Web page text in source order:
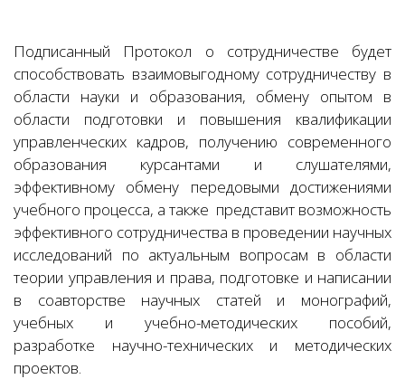
Подписанный Протокол о сотрудничестве будет
способствовать взаимовыгодному сотрудничеству в
области науки и образования, обмену опытом в
области подготовки и повышения квалификации
управленческих кадров, получению современного
образования курсантами и слушателями,
эффективному обмену передовыми достижениями
учебного процесса, а также представит возможность
эффективного сотрудничества в проведении научных
исследований по актуальным вопросам в области
теории управления и права, подготовке и написании
в соавторстве научных статей и монографий,
учебных и учебно-методических пособий,
разработке научно-технических и методических
проектов.